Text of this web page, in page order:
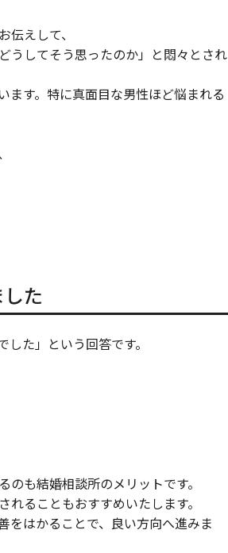
えして、
うしてそう思ったのか」と悶々とされ
ます。特に真面目な男性ほど悩まれる
た
た」という回答です。
も結婚相談所のメリットです。
ることもおすすめいたします。
をはかることで、良い方向へ進みま